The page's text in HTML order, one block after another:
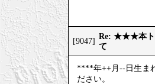
[9047]
Re: ★★★本ト
て
****年++月--日生ま
ださい。